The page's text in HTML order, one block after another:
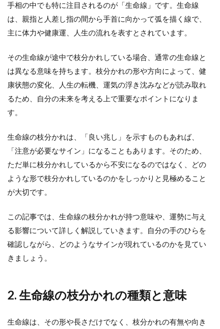
手相の中でも特に注目されるのが「生命線」です。生命線
は、親指と人差し指の間から手首に向かって弧を描く線で、
主に体力や健康運、人生の流れを表すとされています。
その生命線が途中で枝分かれしている場合、通常の生命線と
は異なる意味を持ちます。枝分かれの形や方向によって、健
康状態の変化、人生の転機、運気の浮き沈みなどが読み取れ
るため、自分の未来を考える上で重要なポイントになりま
す。
生命線の枝分かれは、「良い兆し」を示すものもあれば、
「注意が必要なサイン」になることもあります。そのため、
ただ単に枝分かれしているから不安になるのではなく、どの
ような形で枝分かれしているのかをしっかりと見極めること
が大切です。
この記事では、生命線の枝分かれが持つ意味や、運勢に与え
る影響について詳しく解説していきます。自分の手のひらを
確認しながら、どのようなサインが現れているのかを見てい
きましょう。
2. 生命線の枝分かれの種類と意味
生命線は、その形や長さだけでなく、枝分かれの有無や向き